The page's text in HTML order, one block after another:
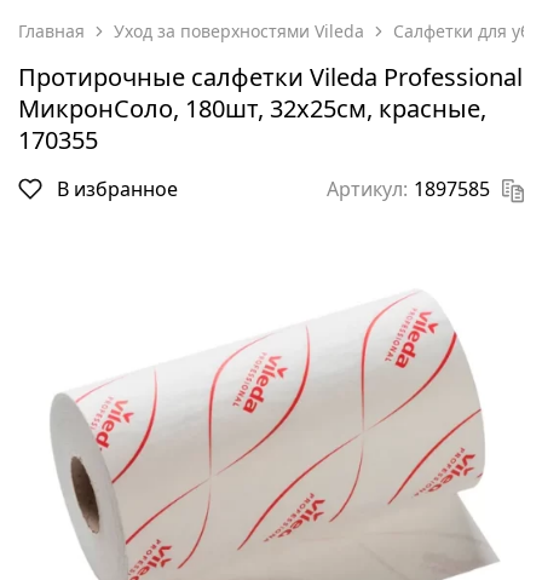
Главная Уход за поверхностями Vileda Салфетки для
Протирочные салфетки Vileda Professional
МикронСоло, 180шт, 32х25см, красные,
170355
В избранное Артикул: 1897585